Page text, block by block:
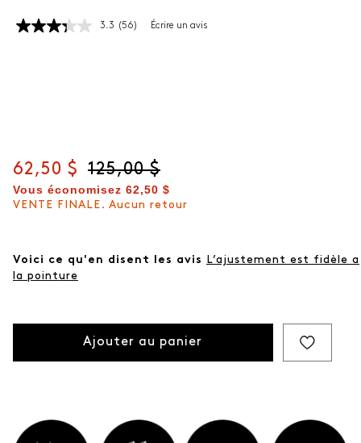
3.3 Lire
(56) Écrire un avis
Prix actuel
62,50 $ Prix d'origine
125,00 $
Vous économisez 62,50 $
VENTE FINALE. Aucun retour
Voici ce qu'en disent les avis
L’ajustement est fidèle a
la pointure
Ajouter au panier